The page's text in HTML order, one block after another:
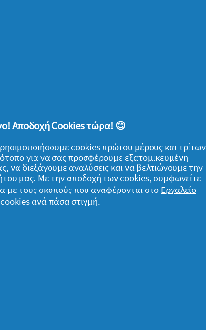
Αποδοχή Cookies τώρα! 😊
cookies πρώτου μέρους και τρίτων
για να σας προσφέρουμε εξατομικευμένη
να διεξάγουμε αναλύσεις και να βελτιώνουμε την
μας. Με την αποδοχή των cookies, συμφωνείτε
με τους σκοπούς που αναφέρονται στο Εργαλείο
ανά πάσα στιγμή.